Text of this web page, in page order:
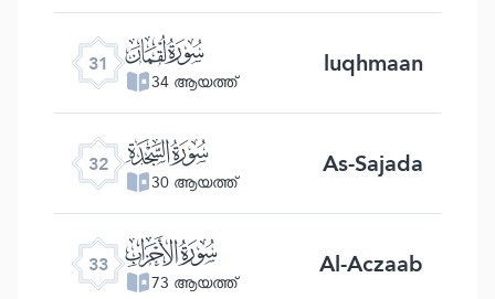
31 ﮫ
34 ആയത്ത് luqhmaan
32 ﮬ
30 ആയത്ത് As-Sajada
33 ﮭ
73 ആയത്ത് Al-Aczaab